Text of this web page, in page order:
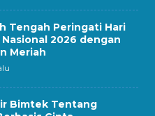
Tengah Peringati Hari
2026 dengan
Meriah
Bimtek Tentang